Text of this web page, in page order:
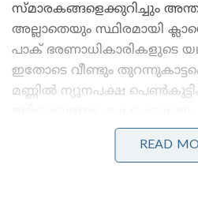
സ്മാരകങ്ങളെക്കുറിച്ചും
അല്ലാതെയും സ്ഥിരമായി
പാക് ഭരണാധികാരികളുടെ
ഇതോടെ വീണ്ടും
മണ്ണിൽ ന്യൂനപക്ഷ
ഇരയാവുകയും
പാകിസ്താൻ ഇന്ത്യയെREAD